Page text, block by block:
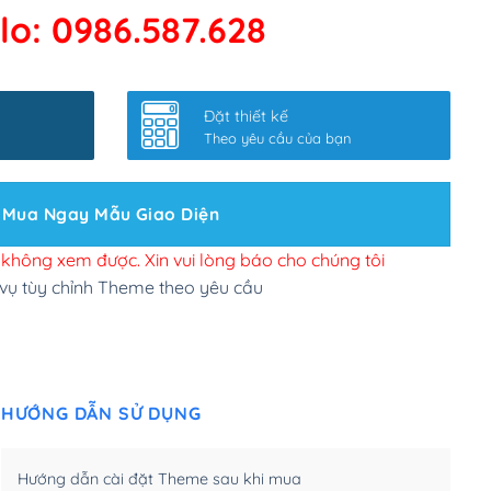
kết google, cập nhật sitemap(+50,000₫)
slider chính (+200,000₫)
site Wordpress(+100,000₫)
đăng web(+300,000₫)
tuỳ chọn (+2,000,000₫)
(+450,000₫)
0986.587.628
Đặt thiết kế
Theo yêu cầu của bạn
Mua Ngay Mẫu Giao Diện
xem được. Xin vui lòng báo cho chúng tôi
tùy chỉnh Theme theo yêu cầu
HƯỚNG DẪN SỬ DỤNG
Hướng dẫn cài đặt Theme sau khi mua